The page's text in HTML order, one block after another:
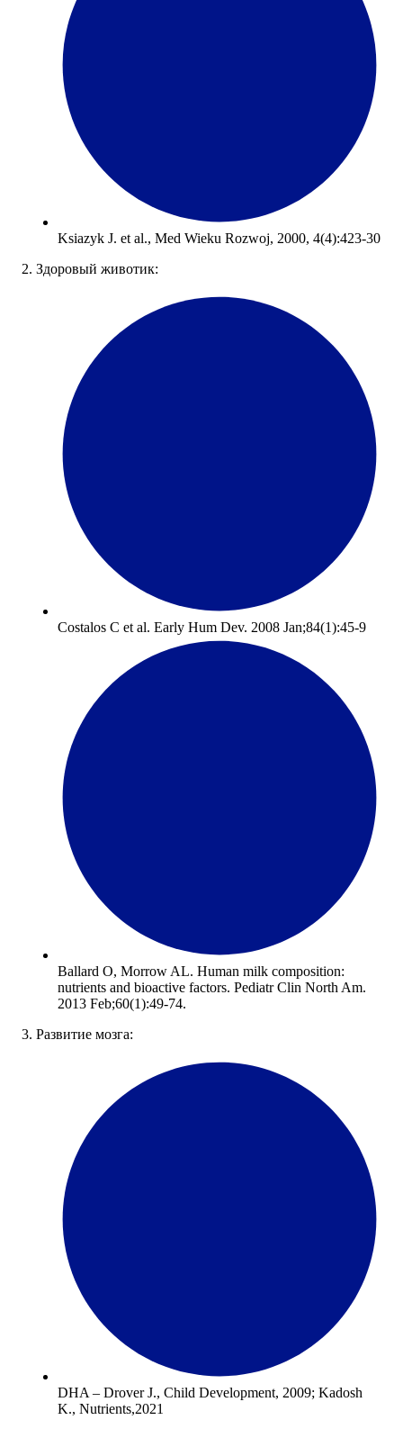
Ksiazyk J. et al., Med Wieku Rozwoj, 2000, 4(4):423-30
2. Здоровый животик:
Costalos C et al. Early Hum Dev. 2008 Jan;84(1):45-9
Ballard O, Morrow AL. Human milk composition:
nutrients and bioactive factors. Pediatr Clin North Am.
2013 Feb;60(1):49-74.
3. Развитие мозга:
DHA – Drover J., Child Development, 2009; Kadosh
K., Nutrients,2021